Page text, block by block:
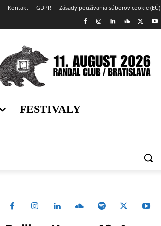
Kontakt GDPR Zásady používania súborov cookie (EÚ)
FESTIVALY